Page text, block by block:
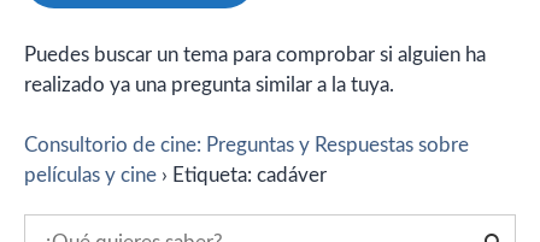
Puedes buscar un tema para comprobar si alguien ha
realizado ya una pregunta similar a la tuya.
Consultorio de cine: Preguntas y Respuestas sobre
películas y cine › Etiqueta: cadáver